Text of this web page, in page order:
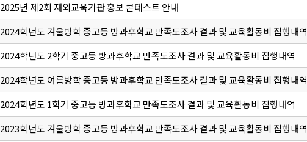
2025년 제2회 재외교욱기관 홍보 콘테스트 안내
2024학년도 겨울방학 중고등 방과후학교 만족도조사 결과 및 교육활동비 집행내역
2024학년도 2학기 중고등 방과후학교 만족도조사 결과 및 교육활동비 집행내역
2024학년도 여름방학 중고등 방과후학교 만족도조사 결과 및 교육활동비 집행내역
2024학년도 1학기 중고등 방과후학교 만족도조사 결과 및 교육활동비 집행내역
2023학년도 겨울방학 중고등 방과후학교 만족도조사 결과 및 교육활동비 집행내역